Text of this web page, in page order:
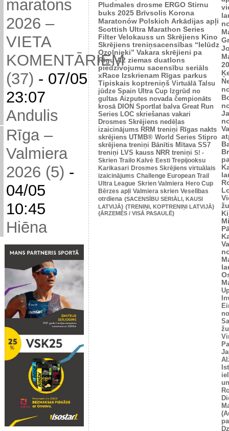
maratons
2026 –
VIETA
KOMENTĀRIEM
(37) - 07/05
23:07
Andulis
Rīga –
Valmiera
2026 (5) -
04/05
10:45
Hiēna
Pludmales drosme ERGO Stirnu
buks 2025 Brīvsolis Korona
Maratonów Polskich Arkādijas apļi
Scottish Ultra Marathon Series
Filter Velokauss un Skrējiens Kino
Skrējiens treniņsacensības “Ielūdz
Ozolnieki” Vakara skrējieni pa
Rīgu A2 ziemas duatlons
piedzīvojumu sacensību seriāls
xRace Izskrienam Rīgas parkus
Tipiskais koptreniņš Virtuālā Talsu
jūdze Spain Ultra Cup Izgrūd no
gultas Aizputes novada čempionāts
krosā DION Sportlat balva Great Run
Series LOC skriešanas vakari
Drosmes Skrējiens nedēļas
izaicinājums RRM treniņi Rīgas nakts
skrējiens UTMB® World Series Stipro
skrējiena treniņi Bānītis Mītava SS7
treniņi LVS kauss NRR treniņi S! -
Skrien Trailo Kalvė Eesti Trepijooksu
Karikasari Drosmes Skrējiens virtuālais
izaicinājums Challenge European Trail
Ultra League Skrien Valmiera Hero Cup
Bērzes apļi Valmiera skrien Veselības
otrdiena {SACENSĪBU SERIĀLI, KAUSI
LATVIJĀ} {TRENIŅI, KOPTRENIŅI LATVIJĀ}
{ĀRZEMĒS / VISĀ PASAULĒ}